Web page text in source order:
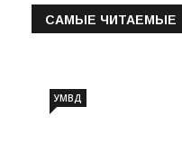
САМЫЕ ЧИТАЕМЫЕ
УМВД